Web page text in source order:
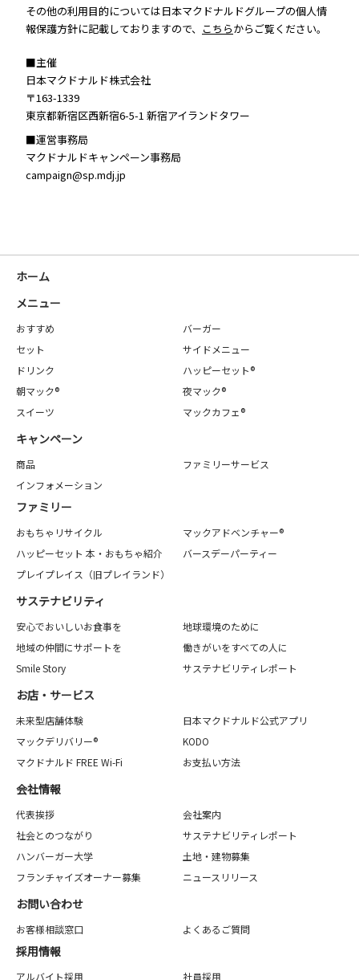
その他の利用目的については日本マクドナルドグループの個人情
報保護方針に記載しておりますので、 こちらからご覧ください。
■主催
日本マクドナルド株式会社
〒163-1339
東京都新宿区西新宿6-5-1 新宿アイランドタワー
■運営事務局
マクドナルドキャンペーン事務局
campaign@sp.mdj.jp
ホーム
メニュー
おすすめ
バーガー
セット
サイドメニュー
ドリンク
ハッピーセット®
朝マック®
夜マック®
スイーツ
マックカフェ®
キャンペーン
商品
ファミリーサービス
インフォメーション
ファミリー
おもちゃリサイクル
マックアドベンチャー®
ハッピーセット 本・おもちゃ紹介
バースデーパーティー
プレイプレイス（旧プレイランド）
サステナビリティ
安心でおいしいお食事を
地球環境のために
地域の仲間にサポートを
働きがいをすべての人に
Smile Story
サステナビリティレポート
お店・サービス
未来型店舗体験
日本マクドナルド公式アプリ
マックデリバリー®
KODO
マクドナルド FREE Wi-Fi
お支払い方法
会社情報
代表挨拶
会社案内
社会とのつながり
サステナビリティレポート
ハンバーガー大学
土地・建物募集
フランチャイズオーナー募集
ニュースリリース
お問い合わせ
お客様相談窓口 よくあるご質問
採用情報
アルバイト採用 社員採用